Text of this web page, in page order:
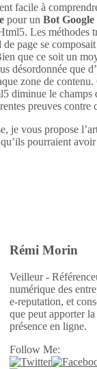
facile à
pour un Bot Google
Les méthodes
page se
que ce soit un
désordonnée que
zone de
diminue le champs
preuves contre
je vous propose
qu’ils pourraient
Rémi Morin
Veilleur -
numérique des
e-reputation, et
que peut apporter
présence en ligne.
Follow Me: